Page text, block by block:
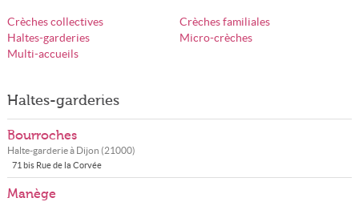
Crèches collectives
Crèches familiales
Haltes-garderies
Micro-crèches
Multi-accueils
Haltes-garderies
Bourroches
Halte-garderie à Dijon (21000)
71 bis Rue de la Corvée
Manège